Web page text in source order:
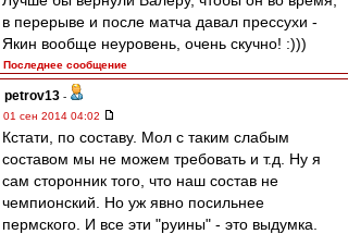
в перерыве и после матча давал прессухи -
Якин вообще неуровень, очень скучно! :)))
Последнее сообщение
petrov13 -
01 сен 2014 04:02
Кстати, по составу. Мол с таким слабым
составом мы не можем требовать и т.д. Ну я
сам сторонник того, что наш состав не
чемпионский. Но уж явно посильнее
пермского. И все эти "руины" - это выдумка.